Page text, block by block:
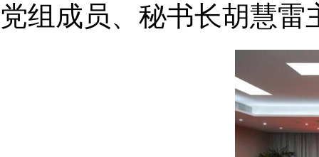
党组成员、秘书长胡慧